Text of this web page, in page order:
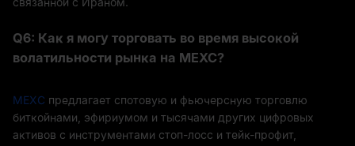
Q6: Как я могу торговать во время высокой
волатильности рынка на MEXC?
MEXC предлагает спотовую и фьючерсную торговлю
биткойнами, эфириумом и тысячами других цифровых
активов с инструментами стоп-лосс и тейк-профит,